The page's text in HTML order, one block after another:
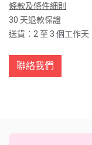
條款及條件細則
30 天退款保證
送貨：2 至 3 個工作天
聯絡我們